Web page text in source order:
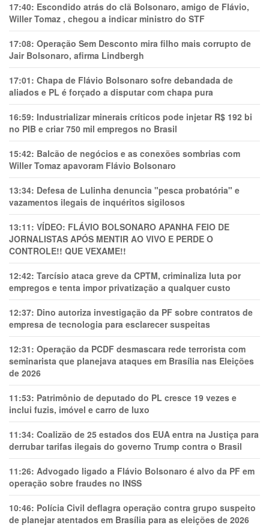
17:40: Escondido atrás do clã Bolsonaro, amigo de Flávio,
Willer Tomaz , chegou a indicar ministro do STF
17:08: Operação Sem Desconto mira filho mais corrupto de
Jair Bolsonaro, afirma Lindbergh
17:01: Chapa de Flávio Bolsonaro sofre debandada de
aliados e PL é forçado a disputar com chapa pura
16:59: Industrializar minerais críticos pode injetar R$ 192 bi
no PIB e criar 750 mil empregos no Brasil
15:42: Balcão de negócios e as conexões sombrias com
Willer Tomaz apavoram Flávio Bolsonaro
13:34: Defesa de Lulinha denuncia "pesca probatória" e
vazamentos ilegais de inquéritos sigilosos
13:11: VÍDEO: FLÁVIO BOLSONARO APANHA FEIO DE
JORNALISTAS APÓS MENTIR AO VIVO E PERDE O
CONTROLE!! QUE VEXAME!!
12:42: Tarcísio ataca greve da CPTM, criminaliza luta por
empregos e tenta impor privatização a qualquer custo
12:37: Dino autoriza investigação da PF sobre contratos de
empresa de tecnologia para esclarecer suspeitas
12:31: Operação da PCDF desmascara rede terrorista com
seminarista que planejava ataques em Brasília nas Eleições
de 2026
11:53: Patrimônio de deputado do PL cresce 19 vezes e
inclui fuzis, imóvel e carro de luxo
11:34: Coalizão de 25 estados dos EUA entra na Justiça para
derrubar tarifas ilegais do governo Trump contra o Brasil
11:26: Advogado ligado a Flávio Bolsonaro é alvo da PF em
operação sobre fraudes no INSS
10:46: Polícia Civil deflagra operação contra grupo suspeito
de planejar atentados em Brasília para as eleições de 2026